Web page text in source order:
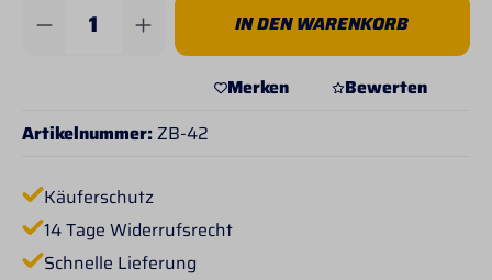
Produkt Anzahl: Gib den gewünschten
IN DEN WARENKORB
Merken
Bewerten
Artikelnummer:ZB-42
Käuferschutz
14 Tage Widerrufsrecht
Schnelle Lieferung